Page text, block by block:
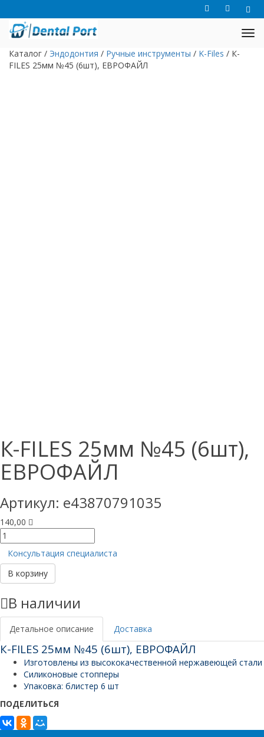
Каталог / Эндодонтия / Ручные инструменты / K-Files / К-
FILES 25мм №45 (6шт), ЕВРОФАЙЛ
К-FILES 25мм №45 (6шт),
ЕВРОФАЙЛ
Артикул: e43870791035
140,00
Количество
товара
FILES
25мм
(6шт),
ЕВРОФАЙЛ
Консультация специалиста
В корзину
В наличии
Детальное описание Доставка
К-FILES 25мм №45 (6шт), ЕВРОФАЙЛ
Изготовлены из высококачественной нержавеющей стали
Силиконовые стопперы
Упаковка: блистер 6 шт
ПОДЕЛИТЬСЯ